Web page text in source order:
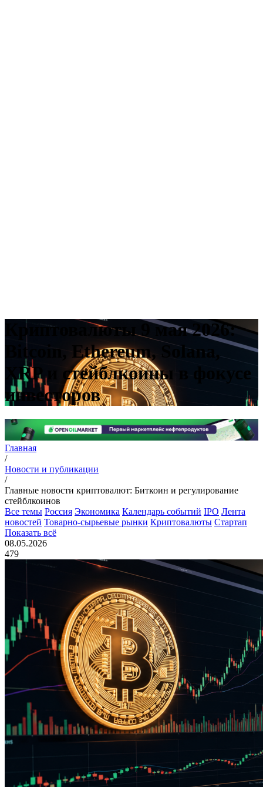
Криптовалюты 9 мая 2026:
Bitcoin, Ethereum, Solana,
XRP и стейблкоины в фокусе
инвесторов
Главная
/
Новости и публикации
/
Главные новости криптовалют: Биткоин и регулирование
стейблкоинов
Все темы Россия Экономика Календарь событий IPO Лента
новостей Товарно-сырьевые рынки Криптовалюты Стартап
Показать всё
08.05.2026
479